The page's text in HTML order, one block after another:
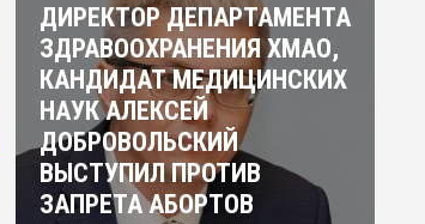
ДИРЕКТОР ДЕПАРТАМЕНТА
ЗДРАВООХРАНЕНИЯ ХМАО,
КАНДИДАТ МЕДИЦИНСКИХ
НАУК АЛЕКСЕЙ
ДОБРОВОЛЬСКИЙ
ВЫСТУПИЛ ПРОТИВ
ЗАПРЕТА АБОРТОВ